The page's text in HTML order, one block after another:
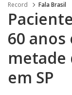
Record Fala Brasil
60 anos
metade
em SP